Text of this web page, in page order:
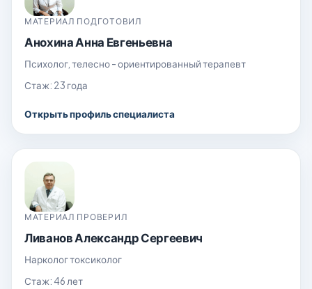
МАТЕРИАЛ ПОДГОТОВИЛ
Анохина Анна Евгеньевна
Психолог, телесно - ориентированный терапевт
Стаж: 23 года
Открыть профиль специалиста
МАТЕРИАЛ ПРОВЕРИЛ
Ливанов Александр Сергеевич
Нарколог токсиколог
Стаж: 46 лет